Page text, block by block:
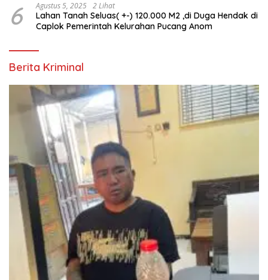
6 Agustus 5, 2025 2 Lihat
Lahan Tanah Seluas( +-) 120.000 M2 ,di Duga Hendak di
Caplok Pemerintah Kelurahan Pucang Anom
Berita Kriminal